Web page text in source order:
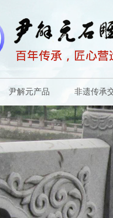
尹解元产品 非遗传承